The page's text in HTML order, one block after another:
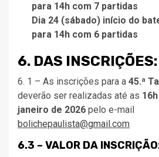
para 14h com 7 partidas
Dia 24 (sábado) início do
para 14h com 6 partidas
6. DAS INSCRIÇÕES:
6. 1 – As inscrições para a 45.ª
deverão ser realizadas até as
janeiro de 2026 pelo e-mail
bolichepaulista@gmail.com
6.3 – VALOR DA